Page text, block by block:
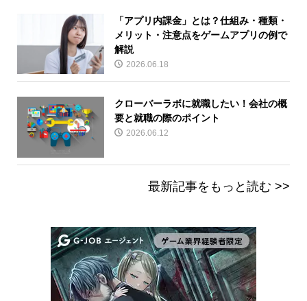
「アプリ内課金」とは？仕組み・種類・
メリット・注意点をゲームアプリの例で
解説
2026.06.18
クローバーラボに就職したい！会社の概
要と就職の際のポイント
2026.06.12
最新記事をもっと読む >>